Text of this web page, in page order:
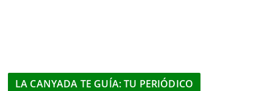
LA CANYADA TE GUÍA: TU PERIÓDICO